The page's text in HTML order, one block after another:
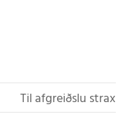
Til afgreiðslu strax